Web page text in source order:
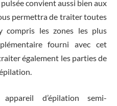
convient aussi bien aux
permettra de traiter toutes
compris les zones les plus
fourni avec cet
également les parties de
d’épilation semi-